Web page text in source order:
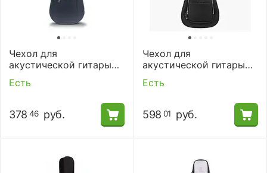
Чехол для
акустической гитары
Есть
378 46 руб.
Чехол для
акустической гитары
BLK
Есть
598 01 руб.